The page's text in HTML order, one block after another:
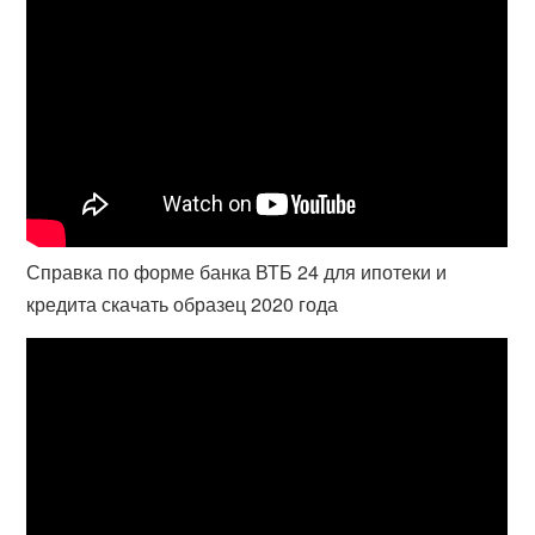
Справка по форме банка ВТБ 24 для ипотеки и
кредита скачать образец 2020 года